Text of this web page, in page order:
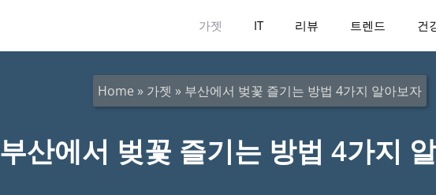
가젯 IT 리뷰 트렌드 건
Home » 가젯 » 부산에서 벚꽃 즐기는 방법 4가지 알아보자
부산에서 벚꽃 즐기는 방법 4가지